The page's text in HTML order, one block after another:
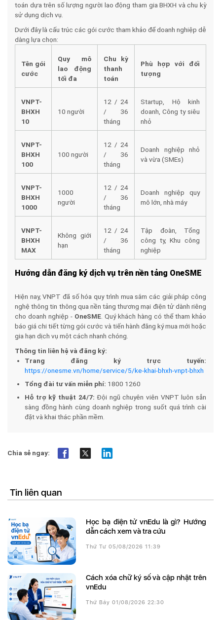
toán dựa trên số lượng người lao động tham gia BHXH và chu kỳ
sử dụng dịch vụ.
Dưới đây là cấu trúc các gói cước tham khảo để doanh nghiệp dễ
dàng lựa chọn:
Tên gói
cước
Quy mô
lao động
tối đa
Chu kỳ
thanh
toán
Phù hợp với đối
tượng
VNPT-
BHXH
10
10 người
12 / 24
/ 36
tháng
Startup, Hộ kinh
doanh, Công ty siêu
nhỏ
VNPT-
BHXH
100
100 người
12 / 24
/ 36
tháng
Doanh nghiệp nhỏ
và vừa (SMEs)
VNPT-
BHXH
1000
1000
người
12 / 24
/ 36
tháng
Doanh nghiệp quy
mô lớn, nhà máy
VNPT-
BHXH
MAX
Không giới
hạn
12 / 24
/ 36
tháng
Tập đoàn, Tổng
công ty, Khu công
nghiệp
Hướng dẫn đăng ký dịch vụ trên nền tảng OneSME
Hiện nay, VNPT đã số hóa quy trình mua sắm các giải pháp công
nghệ thông tin thông qua nền tảng thương mại điện tử dành riêng
cho doanh nghiệp - OneSME. Quý khách hàng có thể tham khảo
báo giá chi tiết từng gói cước và tiến hành đăng ký mua mới hoặc
gia hạn dịch vụ một cách nhanh chóng.
Thông tin liên hệ và đăng ký:
Trang đăng ký trực tuyến:
https://onesme.vn/home/service/5/ke-khai-bhxh-vnpt-bhxh
Tổng đài tư vấn miễn phí: 1800 1260
Hỗ trợ kỹ thuật 24/7: Đội ngũ chuyên viên VNPT luôn sẵn
sàng đồng hành cùng doanh nghiệp trong suốt quá trình cài
đặt và khai thác phần mềm.
Chia sẻ ngay:
Tin liên quan
Học bạ điện tử vnEdu là gì? Hướng
dẫn cách xem và tra cứu
Thứ Tư 05/08/2026 11:39
Cách xóa chữ ký số và cập nhật trên
vnEdu
Thứ Bảy 01/08/2026 22:30